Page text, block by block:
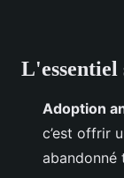
L'essentiel
Adoption
c’est offrir
abandonné